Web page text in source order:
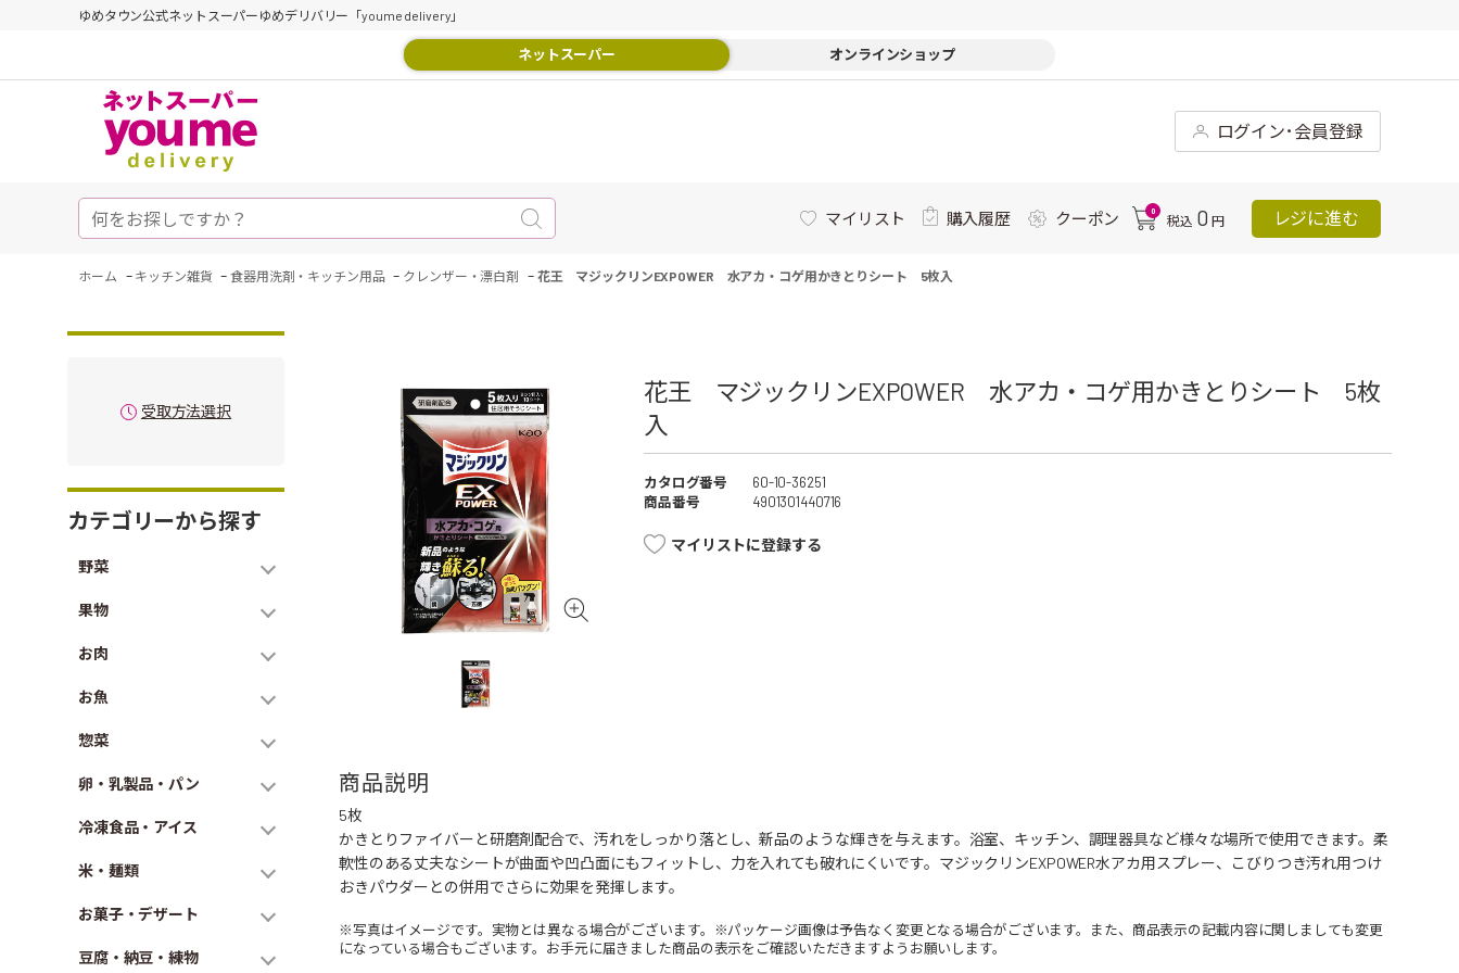
ゆめタウン公式ネットスーパーゆめデリバリー「youme delivery」
ネットスーパー オンラインショップ
ログイン･会員登録
マイリスト 購入履歴 クーポン 0
税込 0 円 レジに進む
ホーム - キッチン雑貨 -食器用洗剤・キッチン用品 - クレンザー・漂白剤 - 花王 マジックリンEXPOWER 水アカ・コゲ用かきとりシート 5枚入
受取方法選択
カテゴリーから探す
野菜
果物
お肉
お魚
惣菜
卵・乳製品・パン
冷凍食品・アイス
米・麺類
お菓子・デザート
豆腐・納豆・練物
花王 マジックリンEXPOWER 水アカ・コゲ用かきとりシート 5枚
入
カタログ番号
60-10-36251
商品番号
4901301440716
マイリストに登録する
商品説明
5枚
かきとりファイバーと研磨剤配合で、汚れをしっかり落とし、新品のような輝きを与えます。浴室、キッチン、調理器具など様々な場所で使用できます。柔
軟性のある丈夫なシートが曲面や凹凸面にもフィットし、力を入れても破れにくいです。マジックリンEXPOWER水アカ用スプレー、こびりつき汚れ用つけ
おきパウダーとの併用でさらに効果を発揮します。
※写真はイメージです。実物とは異なる場合がございます。※パッケージ画像は予告なく変更となる場合がございます。また、商品表示の記載内容に関しましても変更
になっている場合もございます。お手元に届きました商品の表示をご確認いただきますようお願いします。